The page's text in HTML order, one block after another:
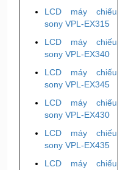
LCD máy chiếu
sony VPL-EX315
LCD máy chiếu
sony VPL-EX340
LCD máy chiếu
sony VPL-EX345
LCD máy chiếu
sony VPL-EX430
LCD máy chiếu
sony VPL-EX435
LCD máy chiếu